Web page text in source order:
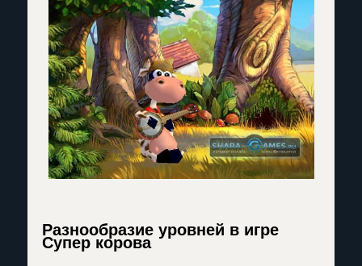
Разнообразие уровней в игре
Супер корова